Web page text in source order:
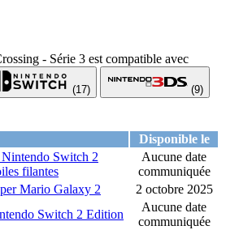
- Série 3 est compatible avec
(17) (9)
Disponible le
Switch 2
filantes
Aucune date
communiquée
Mario Galaxy 2
2 octobre 2025
Switch 2 Edition
Aucune date
communiquée